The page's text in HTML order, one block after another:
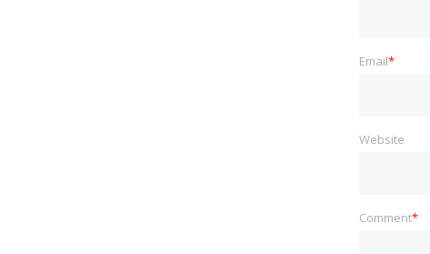
Email*
Website
Comment*